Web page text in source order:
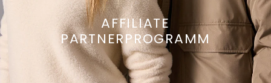
AFFILIATE
PARTNERPROGRAMM